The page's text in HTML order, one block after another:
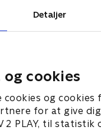
Detaljer
cookies
cookies og cookies
for at give
2 PLAY, til statistik